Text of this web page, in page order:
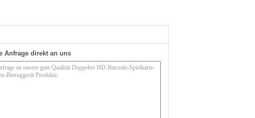
Anfrage direkt an uns